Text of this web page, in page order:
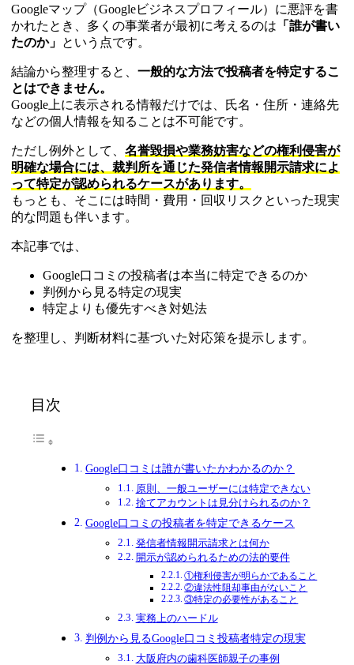
Googleマップ（Googleビジネスプロフィール）に悪評を書
かれたとき、多くの事業者が最初に考えるのは 「誰が書い
たのか」 という点です。
結論から整理すると、 一般的な方法で投稿者を特定するこ
とはできません。
Google上に表示される情報だけでは、氏名・住所・連絡先
などの個人情報を知ることは不可能です。
ただし例外として、 名誉毀損や業務妨害などの権利侵害が
明確な場合には、裁判所を通じた発信者情報開示請求によ
って特定が認められるケースがあります。
もっとも、そこには時間・費用・回収リスクといった現実
的な問題も伴います。
本記事では、
Google口コミの投稿者は本当に特定できるのか
判例から見る特定の現実
特定よりも優先すべき対処法
を整理し、判断材料に基づいた対応策を提示します。
目次
Google口コミは誰が書いたかわかるのか？
原則、一般ユーザーには特定できない
捨てアカウントは見分けられるのか？
Google口コミの投稿者を特定できるケース
発信者情報開示請求とは何か
開示が認められるための法的要件
①権利侵害が明らかであること
②違法性阻却事由がないこと
③特定の必要性があること
実務上のハードル
判例から見るGoogle口コミ投稿者特定の現実
大阪府内の歯科医師親子の事例